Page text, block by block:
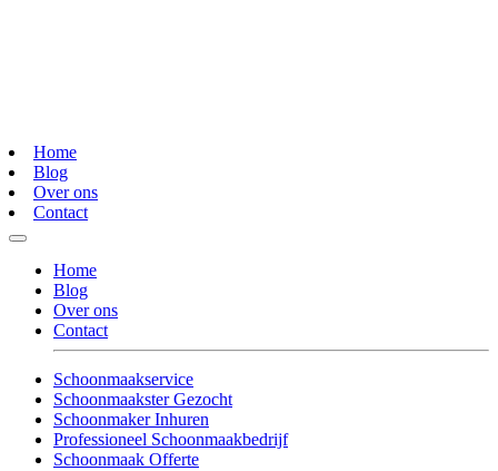
Home
Blog
Over ons
Contact
Home
Blog
Over ons
Contact
Schoonmaakservice
Schoonmaakster Gezocht
Schoonmaker Inhuren
Professioneel Schoonmaakbedrijf
Schoonmaak Offerte